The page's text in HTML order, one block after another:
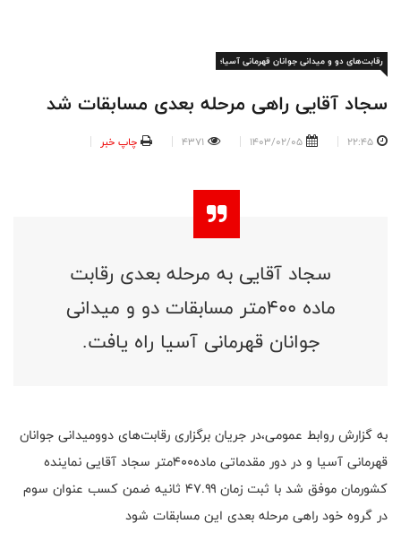
-
رقابت‌های دو و میدانی جوانان قهرمانی آسیا؛
سجاد آقایی راهی مرحله بعدی مسابقات شد
22:45
1403/02/05
4371 چاپ خبر
سجاد آقایی به مرحله بعدی رقابت
ماده ۴۰۰متر مسابقات دو و میدانی
جوانان قهرمانی آسیا راه یافت.
به گزارش روابط عمومی،در جریان برگزاری رقابت‌های دو‌ومیدانی جوانان
قهرمانی آسیا و در دور مقدماتی ماده۴۰۰متر سجاد آقایی نماینده
کشورمان موفق شد با ثبت زمان ۴۷.۹۹ ثانیه ضمن کسب عنوان سوم
در گروه خود راهی مرحله بعدی این مسابقات شود